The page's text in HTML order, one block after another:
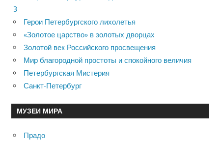
3
Герои Петербургского лихолетья
«Золотое царство» в золотых дворцах
Золотой век Российского просвещения
Мир благородной простоты и спокойного величия
Петербургская Мистерия
Санкт-Петербург
МУЗЕИ МИРА
Прадо